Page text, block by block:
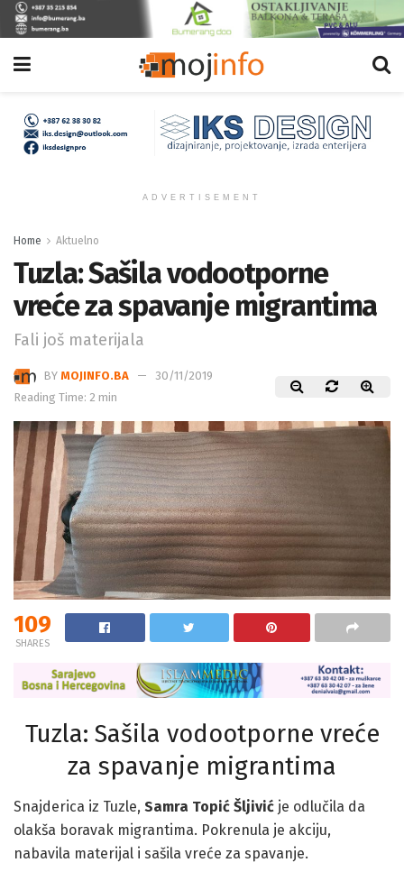
ADVERTISEMENT
Home Aktuelno
Tuzla: Sašila vodootporne
vreće za spavanje migrantima
Fali još materijala
BY MOJINFO.BA
30/11/2019
Reading Time: 2 min
109
SHARES
Tuzla: Sašila vodootporne vreće
za spavanje migrantima
Snajderica iz Tuzle, Samra Topić Šljivić je odlučila da
olakša boravak migrantima. Pokrenula je akciju,
nabavila materijal i sašila vreće za spavanje.